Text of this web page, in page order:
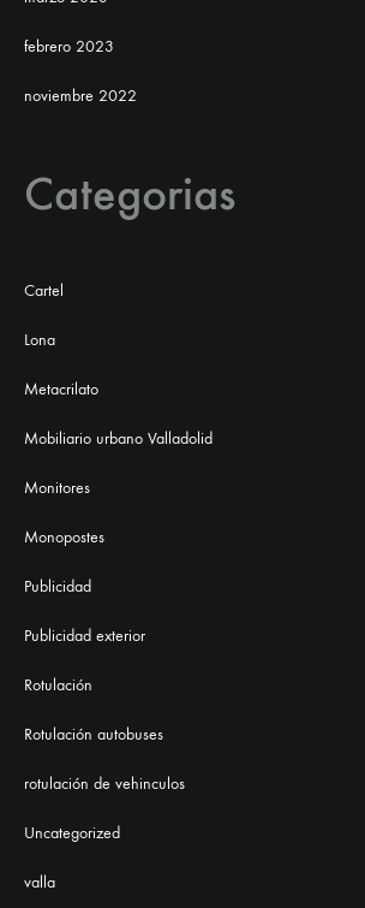
febrero 2023
noviembre 2022
Categorias
Cartel
Lona
Metacrilato
Mobiliario urbano Valladolid
Monitores
Monopostes
Publicidad
Publicidad exterior
Rotulación
Rotulación autobuses
rotulación de vehinculos
Uncategorized
valla